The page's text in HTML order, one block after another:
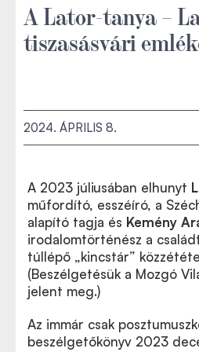
A Lator-tanya –
tiszasásvári
2024. ÁPRILIS 8.
A 2023 júliusában elhunyt
műfordító, esszéíró, a
alapító tagja és Kemény
irodalomtörténész a
túllépő „kincstár”
(Beszélgetésük a Mozgó
jelent meg.)
Az immár csak
beszélgetőkönyv 2023